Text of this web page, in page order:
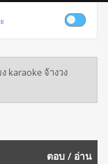
karaoke จ้างวง
ตอบ / อ่าน